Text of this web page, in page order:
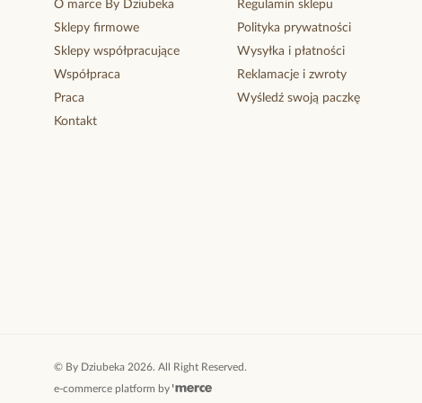
O marce By Dziubeka
Sklepy firmowe
Sklepy współpracujące
Współpraca
Praca
Kontakt
Regulamin sklepu
Polityka prywatności
Wysyłka i płatności
Reklamacje i zwroty
Wyśledź swoją paczkę
© By Dziubeka 2026. All Right Reserved.
e-commerce platform by